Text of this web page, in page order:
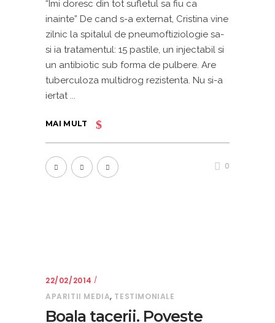
“Imi doresc din tot sufletul sa fiu ca
inainte” De cand s-a externat, Cristina vine
zilnic la spitalul de pneumoftiziologie sa-
si ia tratamentul: 15 pastile, un injectabil si
un antibiotic sub forma de pulbere. Are
tuberculoza multidrog rezistenta. Nu si-a
iertat
MAI MULT
0
22/02/2014
APARITII MEDIA, TESTIMONIALE
Boala tacerii. Poveste